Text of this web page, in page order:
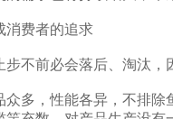
费者的追求
前必会落后、淘汰，
，性能各异，不排除